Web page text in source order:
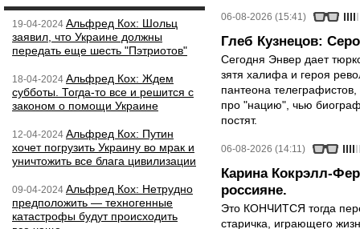
19-04-2024 Альфред Кох: Шольц
заявил, что Украине должны
передать еще шесть "Пэтриотов"
18-04-2024 Альфред Кох: Ждем
субботы. Тогда-то все и решится с
законом о помощи Украине
12-04-2024 Альфред Кох: Путин
хочет погрузить Украину во мрак и
уничтожить все блага цивилизации
09-04-2024 Альфред Кох: Нетрудно
предположить — техногенные
катастрофы будут происходить
06-08-2026 (15:41)
Глеб Кузнецов:
Сегодня Энвер дает
зятя халифа и героя
пантеона
про "нацию", чью
постят.
06-08-2026 (14:11)
Карина Кокрэлл-
россияне.
Это КОНЧИТСЯ тогда
старичка, играющего